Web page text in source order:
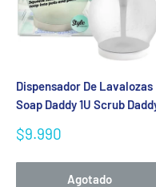
Dispensador De Lavalozas
Soap Daddy 1U Scrub
Precio
venta
$9.990
Agotado